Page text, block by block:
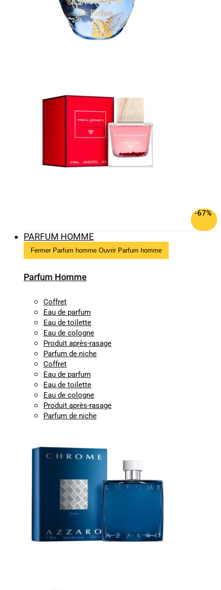
-67%
PARFUM HOMME
Fermer Parfum homme Ouvrir Parfum homme
Parfum Homme
Coffret
Eau de parfum
Eau de toilette
Eau de cologne
Produit après-rasage
Parfum de niche
Coffret
Eau de parfum
Eau de toilette
Eau de cologne
Produit après-rasage
Parfum de niche